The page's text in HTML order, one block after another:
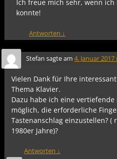
Ich freue mich sehr, wenn
konnte!
Antworten ↓
Stefan sagte am 4. Januar
Vielen Dank für Ihre
Thema Klavier.
Dazu habe ich eine
möglich, die erforderliche
Tastenanschlag einzustellen? (
1980er Jahre)?
Antworten ↓